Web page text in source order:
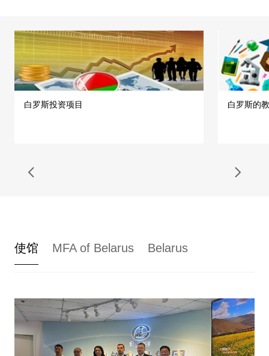
白罗斯投资项目 白罗斯的
使馆 MFA of Belarus Belarus